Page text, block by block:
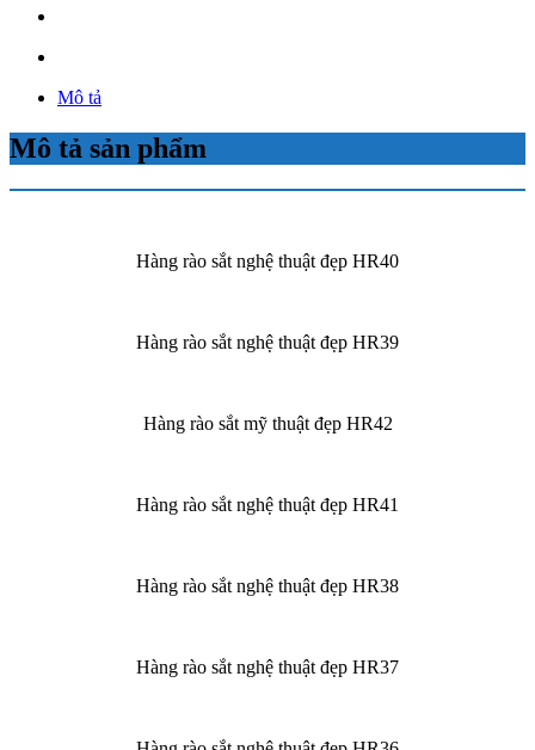
Mô tả
Mô tả sản phẩm
Hàng rào sắt nghệ thuật đẹp HR40
Hàng rào sắt nghệ thuật đẹp HR39
Hàng rào sắt mỹ thuật đẹp HR42
Hàng rào sắt nghệ thuật đẹp HR41
Hàng rào sắt nghệ thuật đẹp HR38
Hàng rào sắt nghệ thuật đẹp HR37